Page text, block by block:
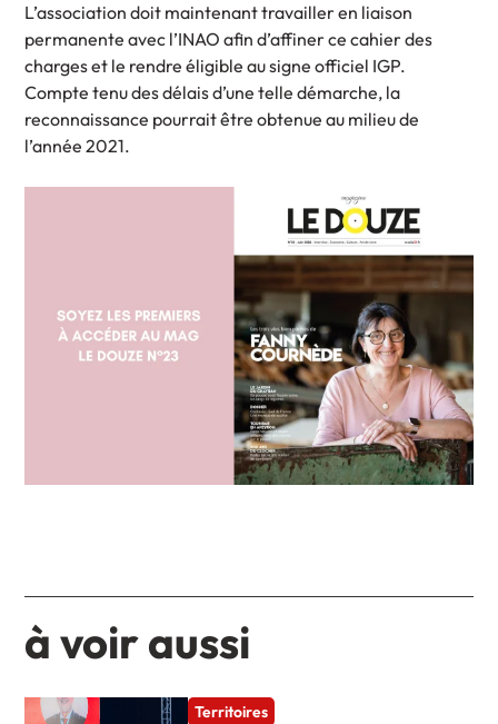
L’association doit maintenant travailler en liaison
permanente avec l’INAO afin d’affiner ce cahier des
charges et le rendre éligible au signe officiel IGP.
Compte tenu des délais d’une telle démarche, la
reconnaissance pourrait être obtenue au milieu de
l’année 2021.
à voir aussi
Territoires